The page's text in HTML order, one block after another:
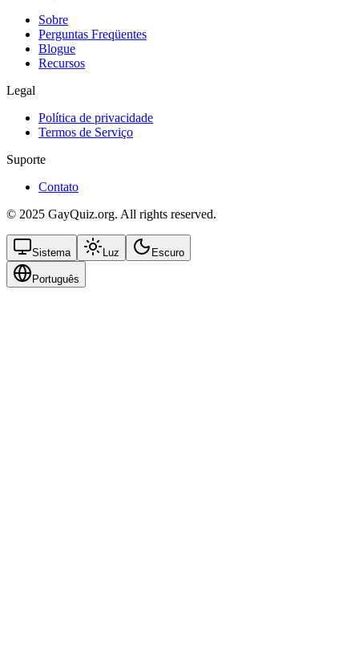
Sobre
Perguntas Freqüentes
Blogue
Recursos
Legal
Política de privacidade
Termos de Serviço
Suporte
Contato
© 2025 GayQuiz.org. All rights reserved.
Sistema Luz Escuro
Português